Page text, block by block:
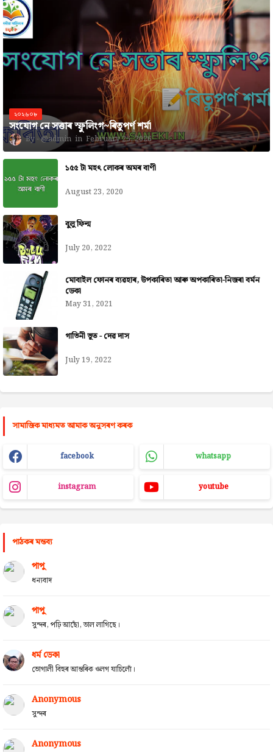
২০২৬০৮
সংযোগ নে সত্তাৰ স্ফুলিংগ~ৰিতুপৰ্ণ শৰ্মা
@admin February 25, 2026
১৫৫ টা মহৎ লোকৰ অমৰ বাণী
August 23, 2020
বুলু ফিল্ম
July 20, 2022
মোবাইল ফোনৰ ব্যৱহাৰ, উপকাৰিতা আৰু অপকাৰিতা-নিজৰা বৰ্মন
ডেকা
May 31, 2021
গাভিনী ভূত - দেৱ দাস
July 19, 2022
সামাজিক মাধ্যমত আমাক অনুসৰণ কৰক
facebook whatsapp
instagram youtube
পাঠকৰ মন্তব্য
পাপু
ধন্যবাদ
পাপু
সুন্দৰ, পঢ়ি আছোঁ, ভাল লাগিছে।
ধৰ্ম ডেকা
ভোগালী বিহুৰ আন্তৰিক ওলগ যাচিলোঁ।
Anonymous
সুন্দৰ
Anonymous